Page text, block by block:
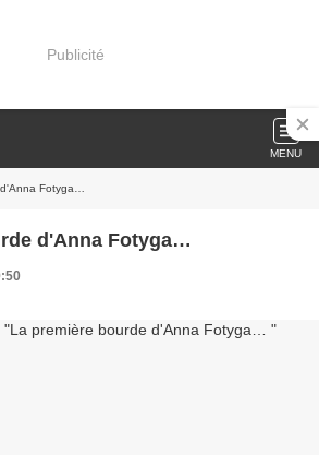
Publicité
MENU
Fotyga…
d'Anna Fotyga…